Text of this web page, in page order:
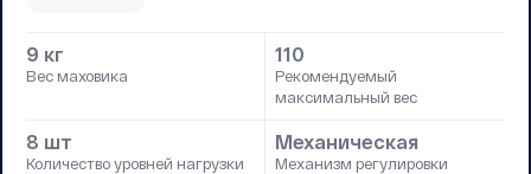
9 кг
Вес маховика
110
Рекомендуемый
максимальный вес
8 шт
Количество уровней нагрузки
Механическая
Механизм регулировки